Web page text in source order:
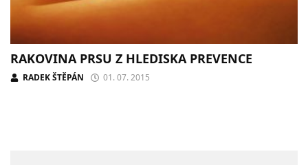
RAKOVINA PRSU Z HLEDISKA PREVENCE
RADEK ŠTĚPÁN 01. 07. 2015